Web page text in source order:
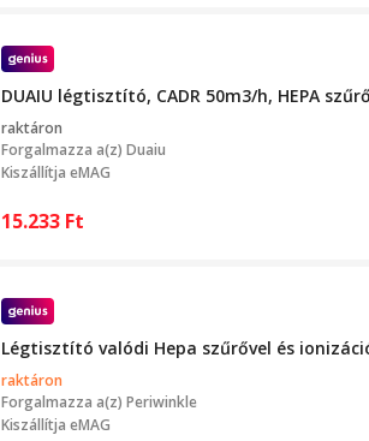
DUAIU légtisztító, CADR 50m3/h, HEPA
raktáron
Forgalmazza a(z) Duaiu
Kiszállítja eMAG
15.233 Ft
Légtisztító valódi Hepa szűrővel és
raktáron
Forgalmazza a(z) Periwinkle
Kiszállítja eMAG